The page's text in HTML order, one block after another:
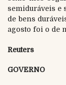
semiduráveis e
de bens
agosto foi o de
Reuters
GOVERNO